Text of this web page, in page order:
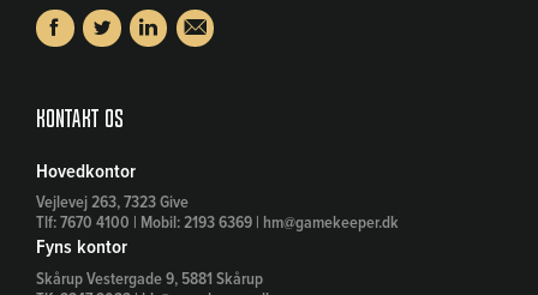
Kontakt os
Hovedkontor
Vejlevej 263, 7323 Give
Tlf: 7670 4100 | Mobil: 2193 6369 | hm@gamekeeper.dk
Fyns kontor
Skårup Vestergade 9, 5881 Skårup